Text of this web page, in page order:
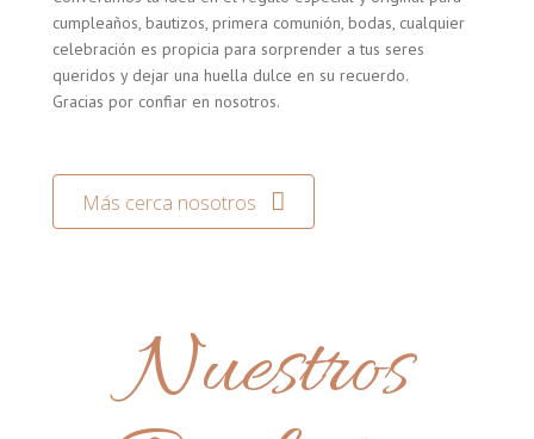
cumpleaños, bautizos, primera comunión, bodas, cualquier
celebración es propicia para sorprender a tus seres
queridos y dejar una huella dulce en su recuerdo.
Gracias por confiar en nosotros.
Más cerca nosotros
Nuestros